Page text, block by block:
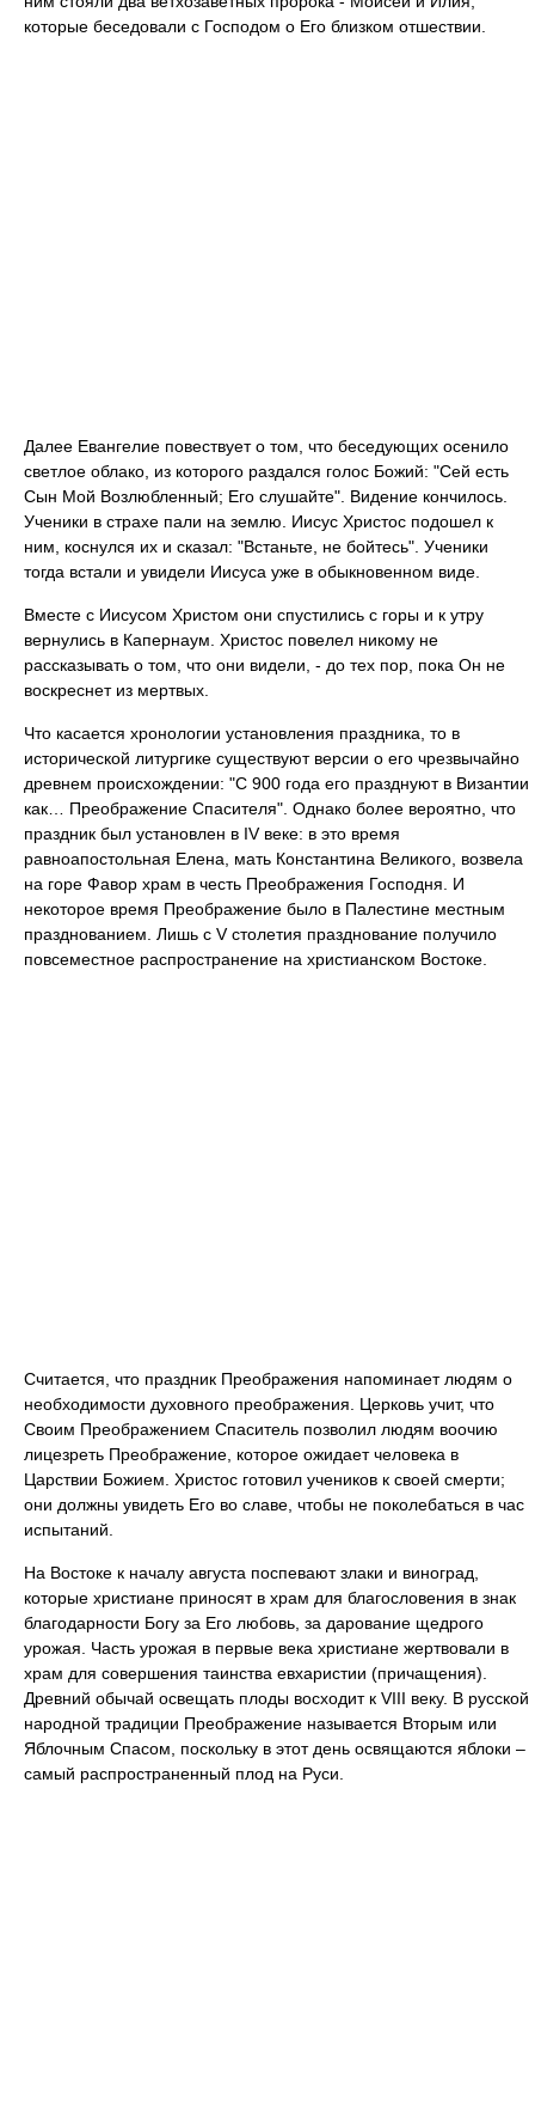
которые беседовали с Господом о Его близком отшествии.
Далее Евангелие повествует о том, что беседующих осенило
светлое облако, из которого раздался голос Божий: "Сей есть
Сын Мой Возлюбленный; Его слушайте". Видение кончилось.
Ученики в страхе пали на землю. Иисус Христос подошел к
ним, коснулся их и сказал: "Встаньте, не бойтесь". Ученики
тогда встали и увидели Иисуса уже в обыкновенном виде.
Вместе с Иисусом Христом они спустились с горы и к утру
вернулись в Капернаум. Христос повелел никому не
рассказывать о том, что они видели, - до тех пор, пока Он не
воскреснет из мертвых.
Что касается хронологии установления праздника, то в
исторической литургике существуют версии о его чрезвычайно
древнем происхождении: "С 900 года его празднуют в Византии
как… Преображение Спасителя". Однако более вероятно, что
праздник был установлен в IV веке: в это время
равноапостольная Елена, мать Константина Великого, возвела
на горе Фавор храм в честь Преображения Господня. И
некоторое время Преображение было в Палестине местным
празднованием. Лишь с V столетия празднование получило
повсеместное распространение на христианском Востоке.
Считается, что праздник Преображения напоминает людям о
необходимости духовного преображения. Церковь учит, что
Своим Преображением Спаситель позволил людям воочию
лицезреть Преображение, которое ожидает человека в
Царствии Божием. Христос готовил учеников к своей смерти;
они должны увидеть Его во славе, чтобы не поколебаться в час
испытаний.
На Востоке к началу августа поспевают злаки и виноград,
которые христиане приносят в храм для благословения в знак
благодарности Богу за Его любовь, за дарование щедрого
урожая. Часть урожая в первые века христиане жертвовали в
храм для совершения таинства евхаристии (причащения).
Древний обычай освещать плоды восходит к VIII веку. В русской
народной традиции Преображение называется Вторым или
Яблочным Спасом, поскольку в этот день освящаются яблоки –
самый распространенный плод на Руси.